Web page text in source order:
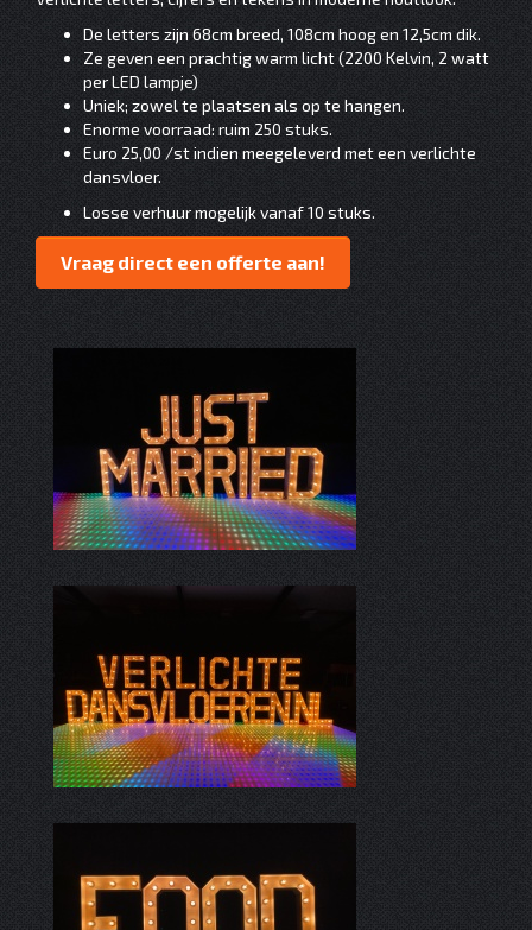
De letters zijn 68cm breed, 108cm hoog en 12,5cm dik.
Ze geven een prachtig warm licht (2200 Kelvin, 2 watt
per LED lampje)
Uniek; zowel te plaatsen als op te hangen.
Enorme voorraad: ruim 250 stuks.
Euro 25,00 /st indien meegeleverd met een verlichte
dansvloer.
Losse verhuur mogelijk vanaf 10 stuks.
Vraag direct een offerte aan!